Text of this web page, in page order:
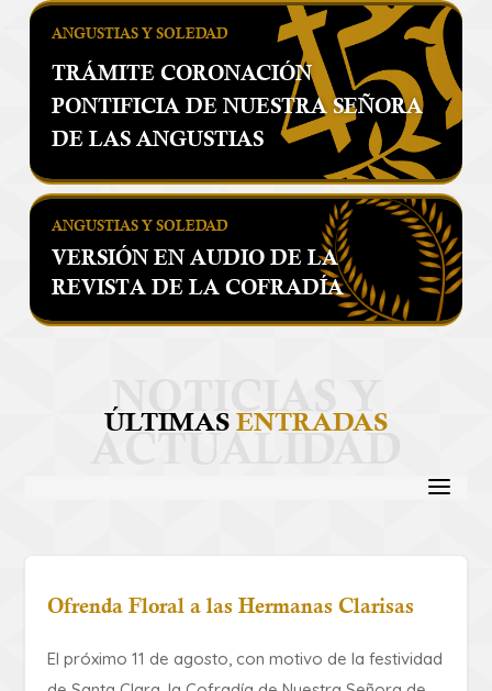
ANGUSTIAS Y SOLEDAD
TRÁMITE CORONACIÓN
PONTIFICIA DE NUESTRA SEÑORA
DE LAS ANGUSTIAS
ANGUSTIAS Y SOLEDAD
VERSIÓN EN AUDIO DE LA
REVISTA DE LA COFRADÍA
ÚLTIMAS ENTRADAS
Ofrenda Floral a las Hermanas Clarisas
​El próximo 11 de agosto, con motivo de la festividad